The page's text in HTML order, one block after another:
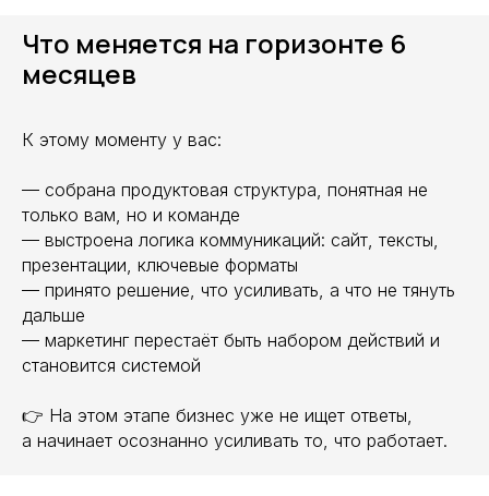
Что меняется на горизонте 6
месяцев
К этому моменту у вас:
— собрана продуктовая структура, понятная не
только вам, но и команде
— выстроена логика коммуникаций: сайт, тексты,
презентации, ключевые форматы
— принято решение, что усиливать, а что не тянуть
дальше
— маркетинг перестаёт быть набором действий и
становится системой
👉 На этом этапе бизнес уже не ищет ответы,
а начинает осознанно усиливать то, что работает.